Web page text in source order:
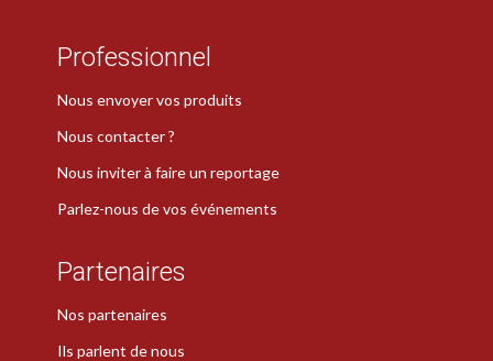
Professionnel
Nous envoyer vos produits
Nous contacter ?
Nous inviter à faire un reportage
Parlez-nous de vos événements
Partenaires
Nos partenaires
Ils parlent de nous